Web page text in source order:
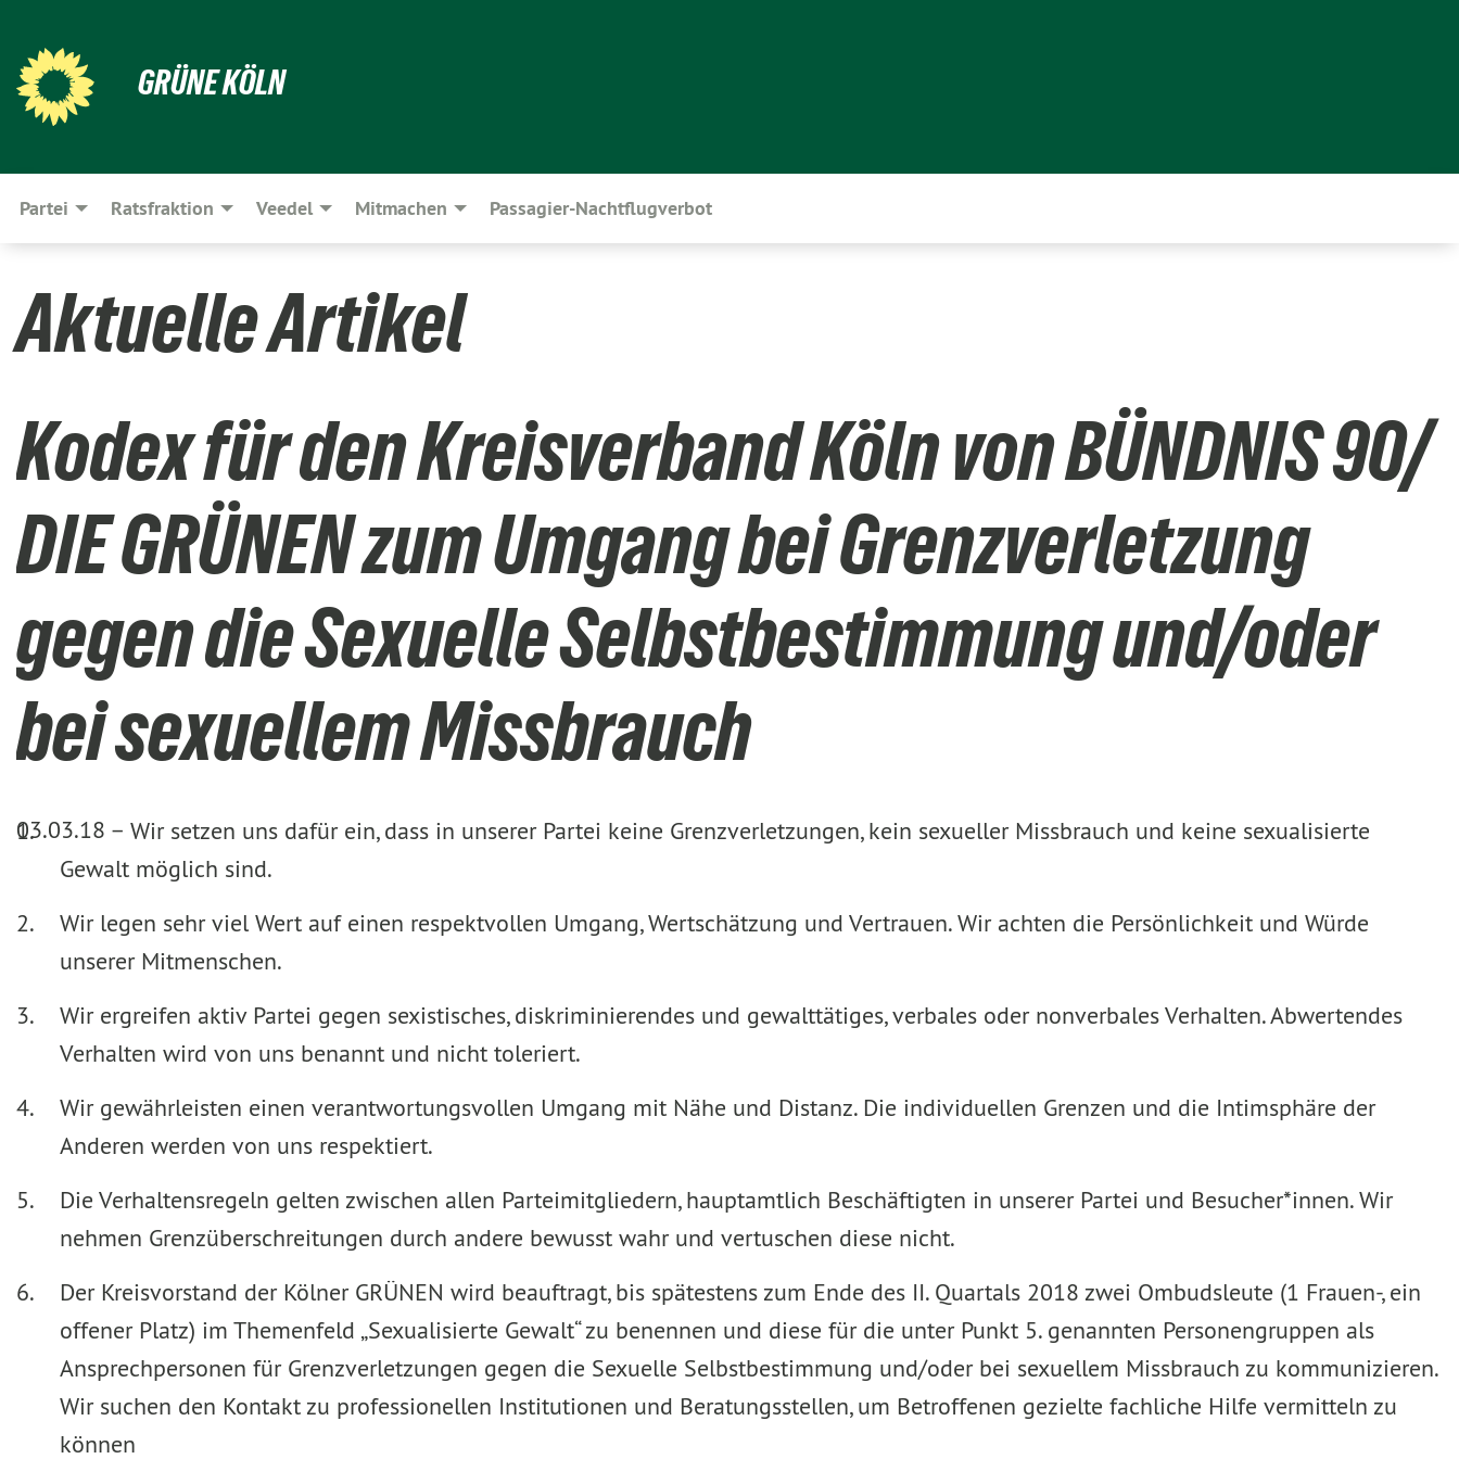
GRÜNE KÖLN
Partei Ratsfraktion Veedel Mitmachen Passagier-Nachtflugverbot
Aktuelle Artikel
Kodex für den Kreisverband Köln von BÜNDNIS 90/
DIE GRÜNEN zum Umgang bei Grenzverletzung
gegen die Sexuelle Selbstbestimmung und/oder
bei sexuellem Missbrauch
03.03.18 – Wir setzen uns dafür ein, dass in unserer Partei keine Grenzverletzungen, kein sexueller Missbrauch und keine sexualisierte
Gewalt möglich sind.
Wir legen sehr viel Wert auf einen respektvollen Umgang, Wertschätzung und Vertrauen. Wir achten die Persönlichkeit und Würde
unserer Mitmenschen.
Wir ergreifen aktiv Partei gegen sexistisches, diskriminierendes und gewalttätiges, verbales oder nonverbales Verhalten. Abwertendes
Verhalten wird von uns benannt und nicht toleriert.
Wir gewährleisten einen verantwortungsvollen Umgang mit Nähe und Distanz. Die individuellen Grenzen und die Intimsphäre der
Anderen werden von uns respektiert.
Die Verhaltensregeln gelten zwischen allen Parteimitgliedern, hauptamtlich Beschäftigten in unserer Partei und Besucher*innen. Wir
nehmen Grenzüberschreitungen durch andere bewusst wahr und vertuschen diese nicht.
Der Kreisvorstand der Kölner GRÜNEN wird beauftragt, bis spätestens zum Ende des II. Quartals 2018 zwei Ombudsleute (1 Frauen-, ein
offener Platz) im Themenfeld „Sexualisierte Gewalt“ zu benennen und diese für die unter Punkt 5. genannten Personengruppen als
Ansprechpersonen für Grenzverletzungen gegen die Sexuelle Selbstbestimmung und/oder bei sexuellem Missbrauch zu kommunizieren.
Wir suchen den Kontakt zu professionellen Institutionen und Beratungsstellen, um Betroffenen gezielte fachliche Hilfe vermitteln zu
können